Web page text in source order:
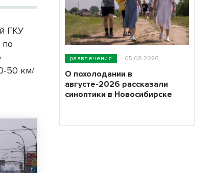
ГКУ
по
50 км/
развлечения 05.08.2026
О похолодании в
августе-2026 рассказали
синоптики в Новосибирске